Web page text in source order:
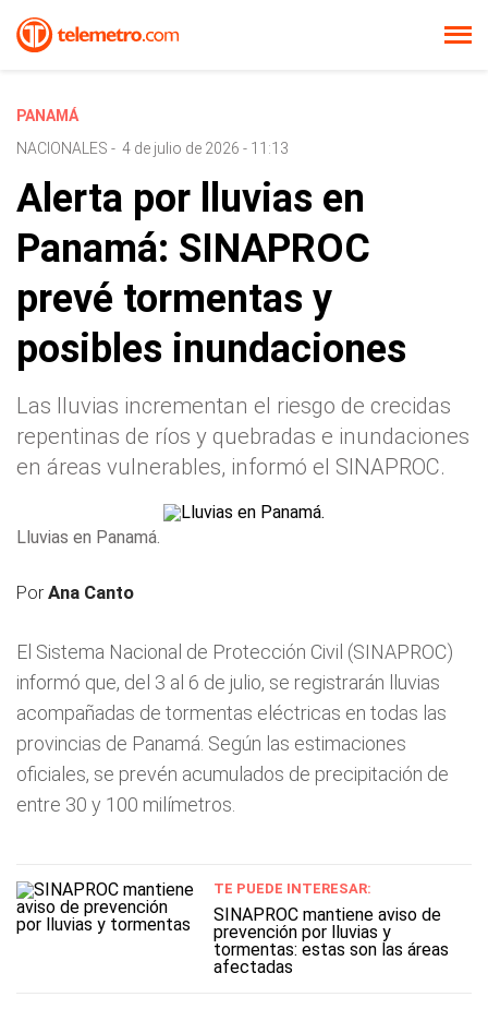
PANAMÁ
NACIONALES - 4 de julio de 2026 - 11:13
Alerta por lluvias en
Panamá: SINAPROC
prevé tormentas y
posibles inundaciones
Las lluvias incrementan el riesgo de crecidas
repentinas de ríos y quebradas e inundaciones
en áreas vulnerables, informó el SINAPROC.
Lluvias en Panamá.
PorAna Canto
El Sistema Nacional de Protección Civil (SINAPROC)
informó que, del 3 al 6 de julio, se registrarán lluvias
acompañadas de tormentas eléctricas en todas las
provincias de Panamá. Según las estimaciones
oficiales, se prevén acumulados de precipitación de
entre 30 y 100 milímetros.
TE PUEDE INTERESAR:
SINAPROC mantiene aviso de
prevención por lluvias y
tormentas: estas son las áreas
afectadas